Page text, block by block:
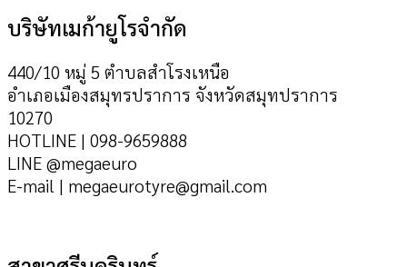
บริษัทเมก้ายูโรจำกัด
440/10 หมู่ 5 ตำบลสำโรงเหนือ
อำเภอเมืองสมุทรปราการ จังหวัดสมุทปราการ
10270
HOTLINE | 098-9659888
LINE @megaeuro
E-mail | megaeurotyre@gmail.com